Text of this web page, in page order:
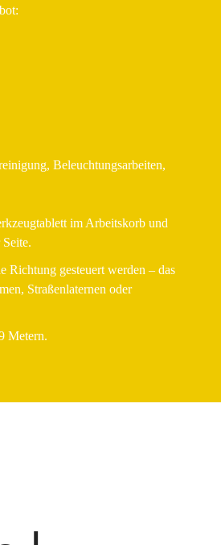
Beleuchtungsarbeiten,
im Arbeitskorb und
Richtung gesteuert werden – das
Straßenlaternen oder
Metern.